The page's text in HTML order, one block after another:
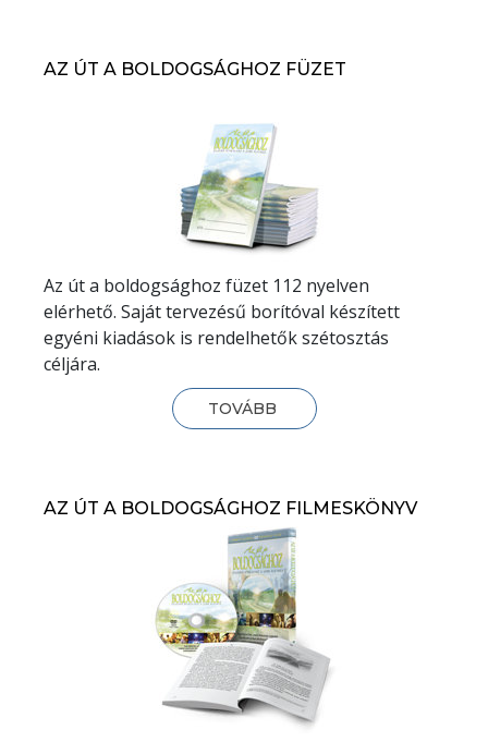
AZ ÚT A BOLDOGSÁGHOZ FÜZET
Az út a boldogsághoz füzet 112 nyelven
elérhető. Saját tervezésű borítóval készített
egyéni kiadások is rendelhetők szétosztás
céljára.
TOVÁBB
AZ ÚT A BOLDOGSÁGHOZ FILMESKÖNYV